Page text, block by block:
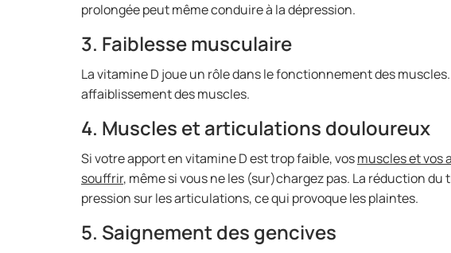
prolongée peut même conduire à la dépression.
3. Faiblesse musculaire
La vitamine D joue un rôle dans le fonctionnement des
affaiblissement des muscles.
4. Muscles et articulations douloureux
Si votre apport en vitamine D est trop faible, vosmuscles et vos
souffrir, même si vous ne les (sur)chargez pas. La réduction
pression sur les articulations, ce qui provoque les plaintes.
5. Saignement des gencives